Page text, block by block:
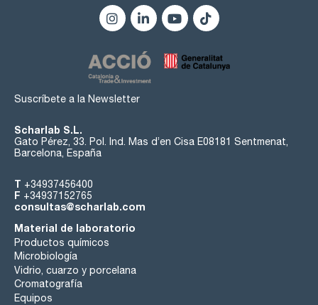
Suscríbete a la Newsletter
Scharlab S.L.
Gato Pérez, 33. Pol. Ind. Mas d’en Cisa E08181 Sentmenat,
Barcelona, España
T +34937456400
F +34937152765
consultas@scharlab.com
Material de laboratorio
Productos químicos
Microbiología
Vidrio, cuarzo y porcelana
Cromatografía
Equipos